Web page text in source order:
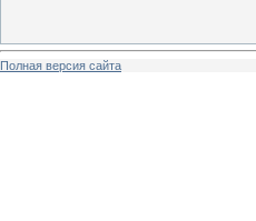
Полная версия сайта